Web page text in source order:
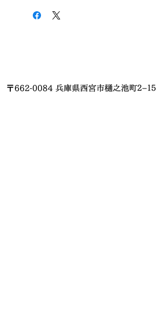
〒662-0084 兵庫県西宮市樋之池町２−１５